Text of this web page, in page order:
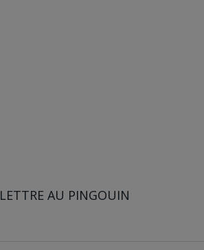
LETTRE AU PINGOUIN